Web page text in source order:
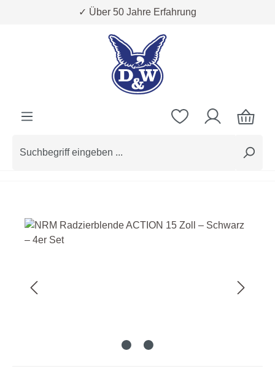
Zum Hauptinhalt springen✓ Über 50 Jahre Erfahrung
Bildergalerie überspringen